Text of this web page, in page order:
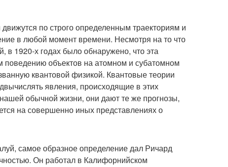
по строго определенным траекториям и
в любой момент времени. Несмотря на то что
в 1920-х годах было обнаружено, что эта
поведению объектов на атомном и субатомном
квантовой физикой. Квантовые теории
явления, происходящие в этих
обычной жизни, они дают те же прогнозы,
на совершенно иных представлениях о
самое образное определение дал Ричард
Он работал в Калифорнийском